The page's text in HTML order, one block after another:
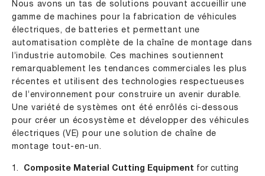
Nous avons un tas de solutions pouvant accueillir une
gamme de machines pour la fabrication de véhicules
électriques, de batteries et permettant une
automatisation complète de la chaîne de montage dans
l’industrie automobile. Ces machines soutiennent
remarquablement les tendances commerciales les plus
récentes et utilisent des technologies respectueuses
de l’environnement pour construire un avenir durable.
Une variété de systèmes ont été enrôlés ci-dessous
pour créer un écosystème et développer des véhicules
électriques (VE) pour une solution de chaîne de
montage tout-en-un.
Composite Material Cutting Equipment for cutting